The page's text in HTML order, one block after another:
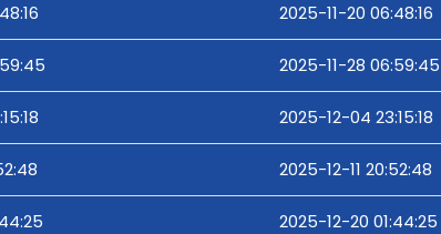
2025-11-20 06:48:16
2025-11-28 06:59:45
2025-12-04 23:15:18
2025-12-11 20:52:48
2025-12-20 01:44:25